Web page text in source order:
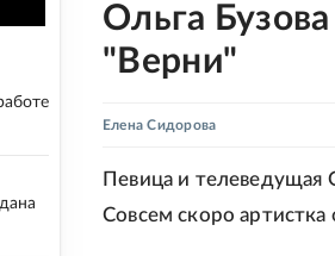
Ольга
"Верни"
Елена Сидорова
Певица и телеведущая
Совсем скоро